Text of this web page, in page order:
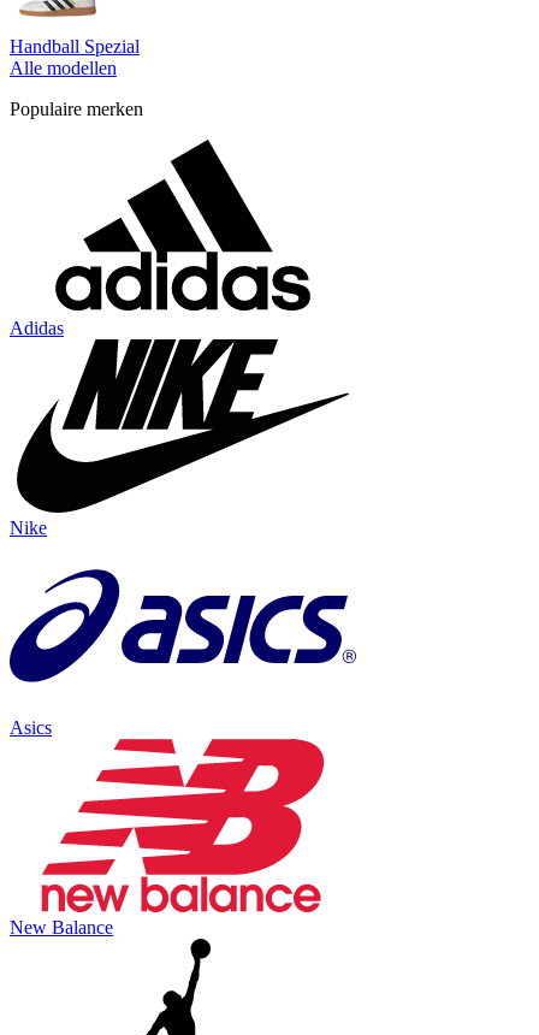
Handball Spezial
Alle modellen
Populaire merken
Adidas
Nike
Asics
New Balance